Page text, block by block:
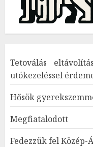
Tetoválás
utókezeléssel
Hősök
Megfiatalodott
Fedezzük fel Közép-